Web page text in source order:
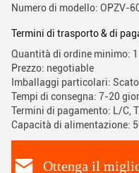
Numero di modello: OPZV-
Termini di trasporto & di
Quantità di ordine minimo:
Prezzo: negotiable
Imballaggi particolari:
Tempi di consegna: 7-20
Termini di pagamento: L/C,
Capacità di alimentazione:
Ottenga il